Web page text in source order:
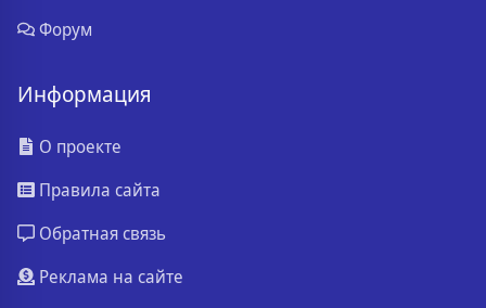
Форум
Информация
О проекте
Правила сайта
Обратная связь
Реклама на сайте